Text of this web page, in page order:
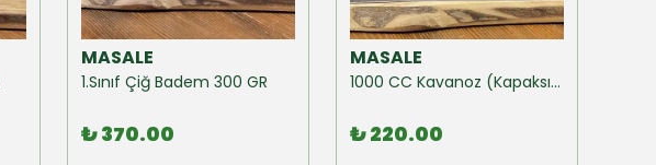
MASALE
1.Sınıf Çiğ Badem 300 GR
₺ 370.00
MASALE
1000 CC Kavanoz (Kapaksız) 10 Adet
₺ 220.00